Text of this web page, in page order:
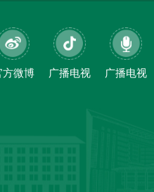
方微博 广播电视 广播电视